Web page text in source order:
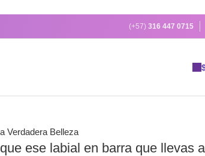
(+57) 316 447 0715
Verdadera Belleza
ese labial en barra que llevas a